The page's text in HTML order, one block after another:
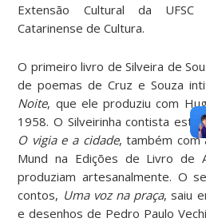
Extensão Cultural da
Catarinense de Cultura.
O primeiro livro de Silveira de
de poemas de Cruz e Souza
Noite, que ele produziu com
1958. O Silveirinha contista
O vigia e a cidade, também com
Mund na Edições de Livro de
produziam artesanalmente. O
contos, Uma voz na praça, saiu
e desenhos de Pedro Paulo